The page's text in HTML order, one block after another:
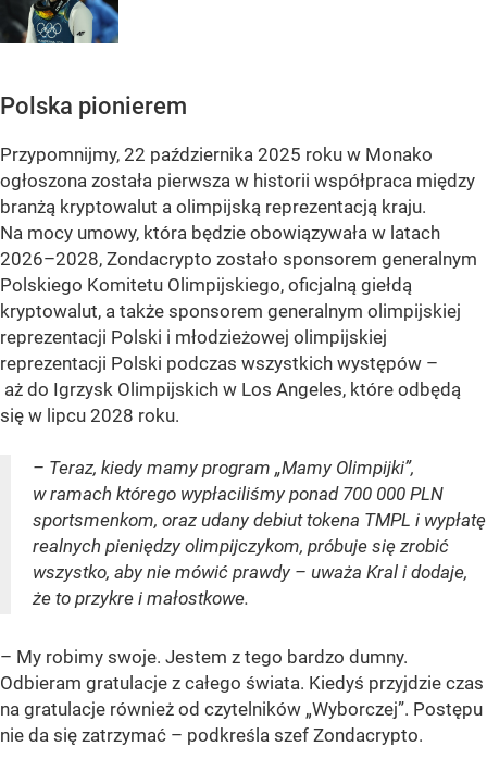
Polska pionierem
Przypomnijmy, 22 października 2025 roku w Monako
ogłoszona została pierwsza w historii współpraca między
branżą kryptowalut a olimpijską reprezentacją kraju.
Na mocy umowy, która będzie obowiązywała w latach
2026–2028, Zondacrypto zostało sponsorem generalnym
Polskiego Komitetu Olimpijskiego, oficjalną giełdą
kryptowalut, a także sponsorem generalnym olimpijskiej
reprezentacji Polski i młodzieżowej olimpijskiej
reprezentacji Polski podczas wszystkich występów –
aż do Igrzysk Olimpijskich w Los Angeles, które odbędą
się w lipcu 2028 roku.
– Teraz, kiedy mamy program „Mamy Olimpijki”,
w ramach którego wypłaciliśmy ponad 700 000 PLN
sportsmenkom, oraz udany debiut tokena TMPL i wypłatę
realnych pieniędzy olimpijczykom, próbuje się zrobić
wszystko, aby nie mówić prawdy – uważa Kral i dodaje,
że to przykre i małostkowe.
– My robimy swoje. Jestem z tego bardzo dumny.
Odbieram gratulacje z całego świata. Kiedyś przyjdzie czas
na gratulacje również od czytelników „Wyborczej”. Postępu
nie da się zatrzymać – podkreśla szef Zondacrypto.